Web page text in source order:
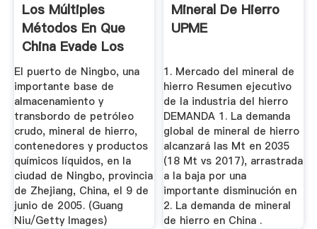
Los Múltiples
Métodos En Que
China Evade Los
Costosos ...
El puerto de Ningbo, una
importante base de
almacenamiento y
transbordo de petróleo
crudo, mineral de hierro,
contenedores y productos
químicos líquidos, en la
ciudad de Ningbo, provincia
de Zhejiang, China, el 9 de
junio de 2005. (Guang
Niu/Getty Images)
Mineral De Hierro
UPME
1. Mercado del mineral de
hierro Resumen ejecutivo
de la industria del hierro
DEMANDA 1. La demanda
global de mineral de hierro
alcanzará las Mt en 2035
(18 Mt vs 2017), arrastrada
a la baja por una
importante disminución en
2. La demanda de mineral
de hierro en China .